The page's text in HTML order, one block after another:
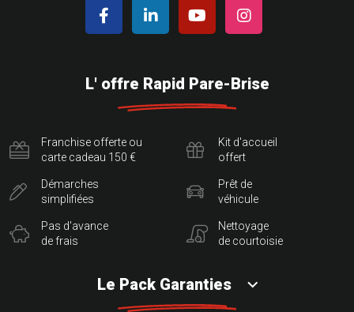
L' offre Rapid Pare-Brise
Franchise offerte ou
carte cadeau 150 €
Démarches
simplifiées
Pas d'avance
de frais
Kit d'accueil
offert
Prêt de
véhicule
Nettoyage
de courtoisie
Le Pack Garanties